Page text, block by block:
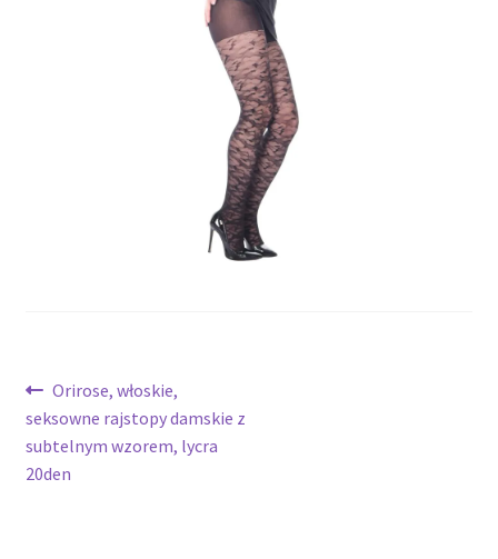
Nawigacja
wpisu
Poprzedni
wpis:
Orirose, włoskie,
seksowne rajstopy damskie z
subtelnym wzorem, lycra
20den